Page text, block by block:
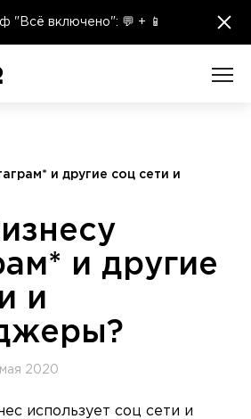
"Всё включено": 💬 + 📱 ×
и другие соц сети и
и другие
и
мая 2020
использует соц сети и